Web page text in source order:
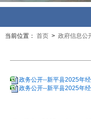
当前位置： 首页 > 政府信息公
政务公开--新平县2025年
政务公开--新平县2025年